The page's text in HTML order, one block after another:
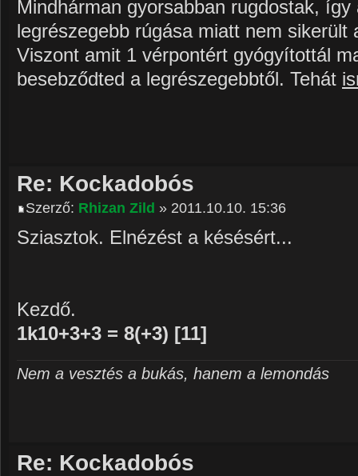
Mindhárman gyorsabban rugdostak,
legrészegebb rúgása miatt nem
Viszont amit 1 vérpontért gyógyítottál
besebződted a legrészegebbtől. Tehát
Re: Kockadobós
Szerző: Rhizan Zild » 2011.10.10. 15:36
Sziasztok. Elnézést a késésért...
Kezdő.
1k10+3+3 = 8(+3) [11]
Nem a vesztés a bukás, hanem a lemondás
Re: Kockadobós